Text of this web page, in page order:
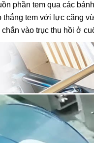
phần tem qua các
thẳng tem với lực căng
vào trục thu hồi ở